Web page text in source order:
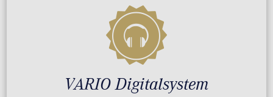
VARIO Digitalsystem